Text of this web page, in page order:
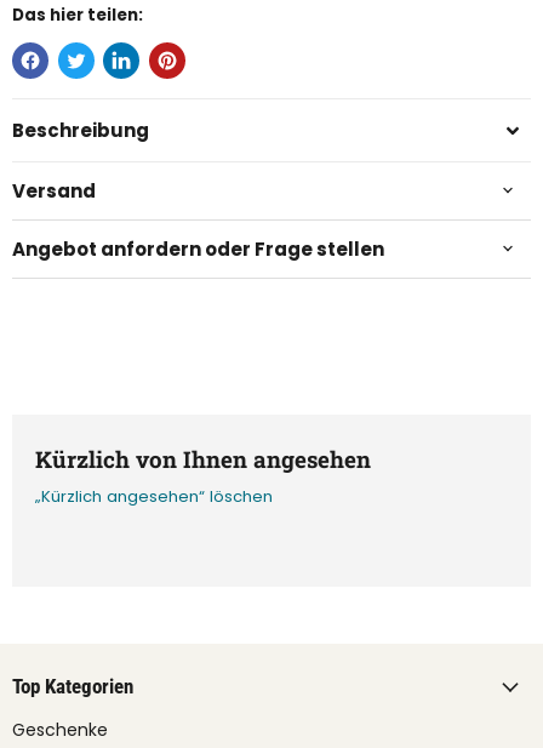
Das hier teilen:
Beschreibung
Versand
Angebot anfordern oder Frage stellen
Kürzlich von Ihnen angesehen
„Kürzlich angesehen“ löschen
Top Kategorien
Geschenke